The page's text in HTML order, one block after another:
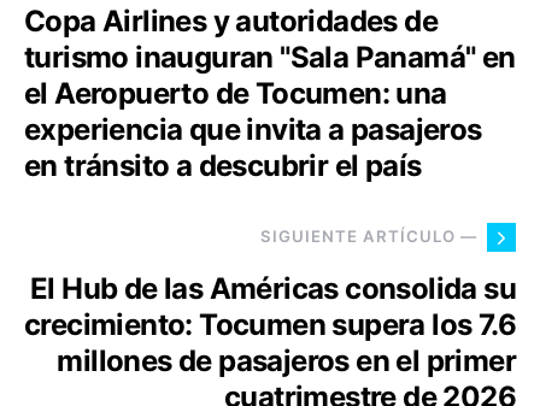
Copa Airlines y autoridades de
turismo inauguran "Sala Panamá" en
el Aeropuerto de Tocumen: una
experiencia que invita a pasajeros
en tránsito a descubrir el país
SIGUIENTE ARTÍCULO —
El Hub de las Américas consolida su
crecimiento: Tocumen supera los 7.6
millones de pasajeros en el primer
cuatrimestre de 2026